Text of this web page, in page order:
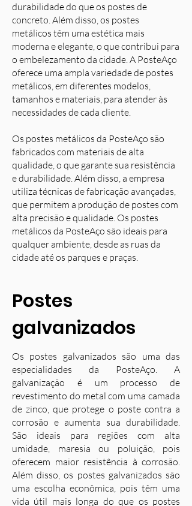
durabilidade do que os postes de
concreto. Além disso, os postes
metálicos têm uma estética mais
moderna e elegante, o que contribui para
o embelezamento da cidade. A PosteAço
oferece uma ampla variedade de postes
metálicos, em diferentes modelos,
tamanhos e materiais, para atender às
necessidades de cada cliente.
Os postes metálicos da PosteAço são
fabricados com materiais de alta
qualidade, o que garante sua resistência
e durabilidade. Além disso, a empresa
utiliza técnicas de fabricação avançadas,
que permitem a produção de postes com
alta precisão e qualidade. Os postes
metálicos da PosteAço são ideais para
qualquer ambiente, desde as ruas da
cidade até os parques e praças.
Postes
galvanizados
Os postes galvanizados são uma das
especialidades da PosteAço. A
galvanização é um processo de
revestimento do metal com uma camada
de zinco, que protege o poste contra a
corrosão e aumenta sua durabilidade.
São ideais para regiões com alta
umidade, maresia ou poluição, pois
oferecem maior resistência à corrosão.
Além disso, os postes galvanizados são
uma escolha econômica, pois têm uma
vida útil mais longa do que os postes